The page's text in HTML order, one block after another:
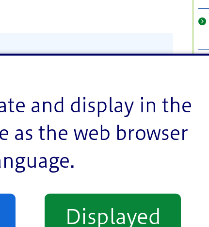
and display in the
as the web browser
Displayed